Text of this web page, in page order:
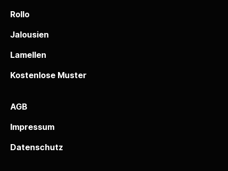
Rollo
Jalousien
Lamellen
Kostenlose Muster
AGB
Impressum
Datenschutz